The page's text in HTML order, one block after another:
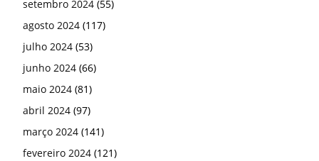
setembro 2024 (55)
agosto 2024 (117)
julho 2024 (53)
junho 2024 (66)
maio 2024 (81)
abril 2024 (97)
março 2024 (141)
fevereiro 2024 (121)